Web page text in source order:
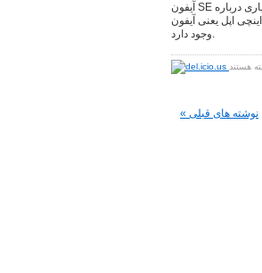
آیفون SE ممکن است طراحی شبیه به آیفون ۵ اس داشته باشد تا به حال شایعات بسیاری درباره
گوشی‌هوشمند ۴ اینچی اپل یعنی آیفون SE شنیده‌ایم و شایعات مختلفی درباره طراحی این دستگاه
وجود دارد.
هستند
« نوشته های قبلی